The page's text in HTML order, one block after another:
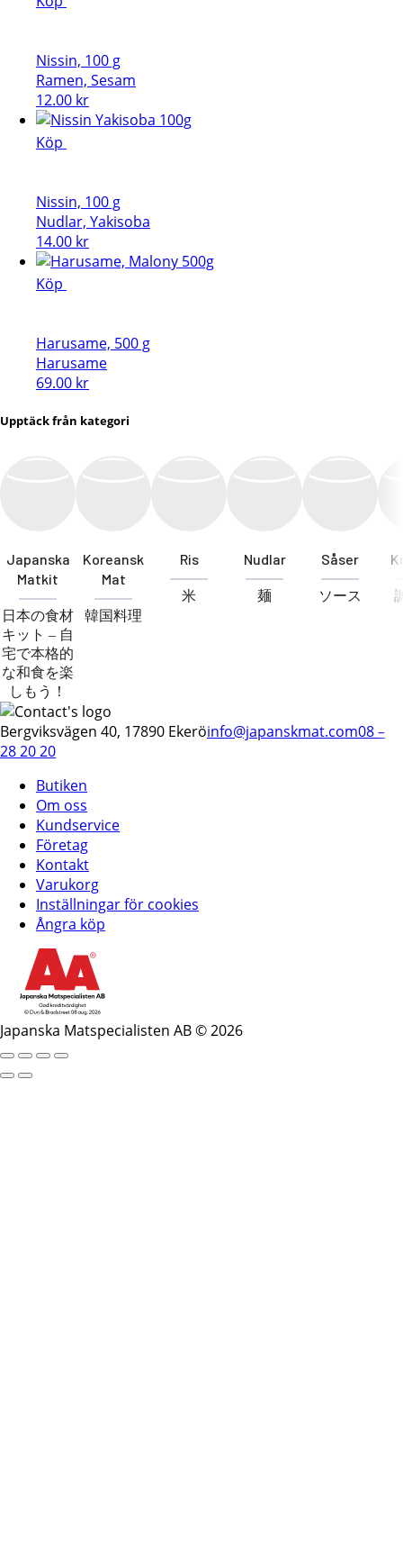
Nissin, 100 g
Ramen, Sesam
12.00 kr
Köp
Nissin, 100 g
Nudlar, Yakisoba
14.00 kr
Köp
Harusame, 500 g
Harusame
69.00 kr
Upptäck från kategori
Japanska
Matkit
日本の食材
キット – 自
宅で本格的
な和食を楽
しもう！
Koreansk
Mat
韓国料理
Ris
米
Nudlar
麺
Såser
ソース
Bergviksvägen 40, 17890 Ekeröinfo@japanskmat.com08 –
28 20 20
Butiken
Om oss
Kundservice
Företag
Kontakt
Varukorg
Inställningar för cookies
Ångra köp
Japanska Matspecialisten AB © 2026